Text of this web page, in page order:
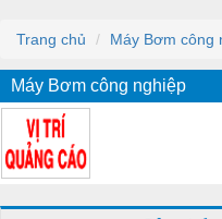
Trang chủ Máy Bơm công
Máy Bơm công nghiệp